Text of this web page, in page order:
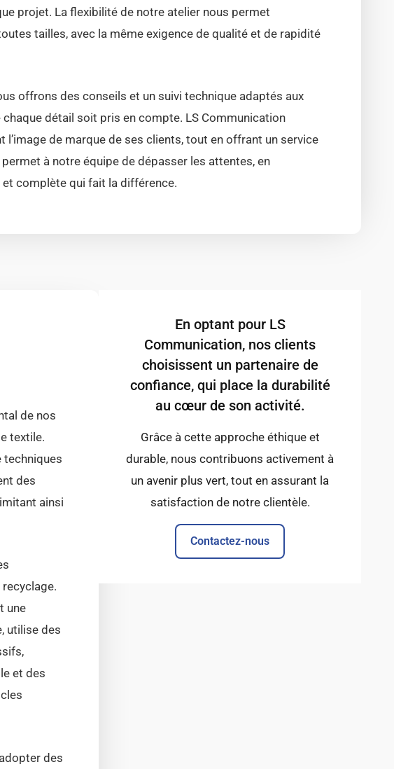
projet. La flexibilité de notre atelier nous permet
tailles, avec la même exigence de qualité et de rapidité
offrons des conseils et un suivi technique adaptés aux
détail soit pris en compte. LS Communication
l’image de marque de ses clients, tout en offrant un service
à notre équipe de dépasser les attentes, en
complète qui fait la différence.
de nos
textile.
techniques
des
ainsi
une
utilise des
et des
des
En optant pour LS
Communication, nos clients
choisissent un partenaire de
confiance, qui place la durabilité
au cœur de son activité.
Grâce à cette approche éthique et
durable, nous contribuons activement à
un avenir plus vert, tout en assurant la
satisfaction de notre clientèle.
Contactez-nous